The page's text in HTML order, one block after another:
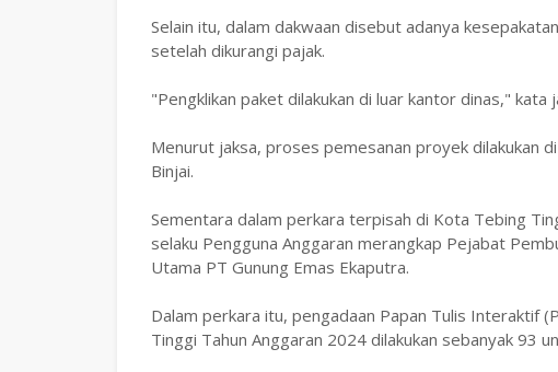
Selain itu, dalam dakwaan disebut adanya
setelah dikurangi pajak.
"Pengklikan paket dilakukan di luar kantor dinas,"
Menurut jaksa, proses pemesanan proyek dilakukan
Binjai.
Sementara dalam perkara terpisah di Kota Tebing
selaku Pengguna Anggaran merangkap Pejabat
Utama PT Gunung Emas Ekaputra.
Dalam perkara itu, pengadaan Papan Tulis Interaktif
Tinggi Tahun Anggaran 2024 dilakukan sebanyak 93